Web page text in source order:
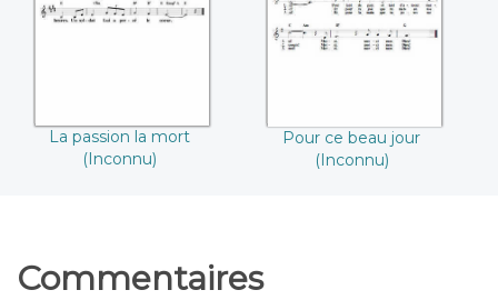
La passion la mort
(Inconnu)
Pour ce beau jour
(Inconnu)
Commentaires